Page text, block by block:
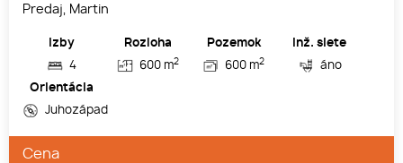
Predaj, Martin
Izby
4
Rozloha
600 m2
Pozemok
600 m2
Inž. siete
áno
Orientácia
Juhozápad
Cena